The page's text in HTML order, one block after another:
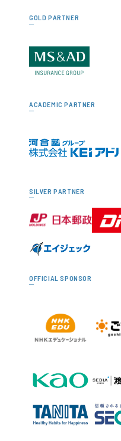
GOLD PARTNER
ACADEMIC PARTNER
SILVER PARTNER
OFFICIAL SPONSOR